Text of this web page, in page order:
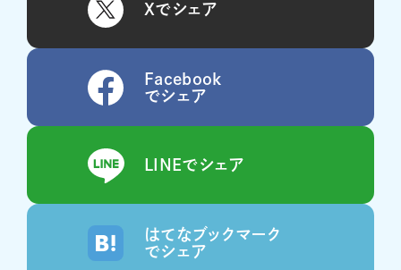
Xでシェア
Facebook
でシェア
LINEでシェア
はてなブックマーク
でシェア